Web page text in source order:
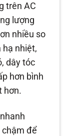
trên AC
lượng
nhiều so
hạ nhiệt,
dây tóc
hơn bình
hơn.
chậm để